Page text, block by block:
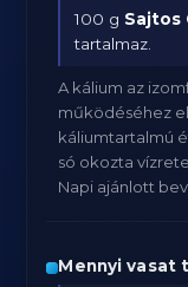
100 g Sajtos
tartalmaz.
A kálium az
működéséhez
káliumtartalmú
só okozta
Napi ajánlott
Mennyi vasat